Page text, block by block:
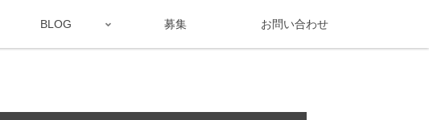
BLOG 募集 お問い合わせ